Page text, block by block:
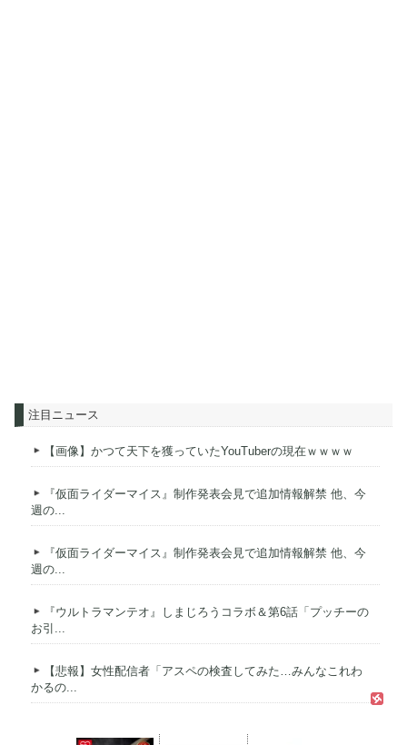
注目ニュース
【画像】かつて天下を獲っていたYouTuberの現在ｗｗｗｗ
『仮面ライダーマイス』制作発表会見で追加情報解禁 他、今
週の...
『仮面ライダーマイス』制作発表会見で追加情報解禁 他、今
週の...
『ウルトラマンテオ』しまじろうコラボ＆第6話「プッチーの
お引...
【悲報】女性配信者「アスペの検査してみた…みんなこれわ
かるの...